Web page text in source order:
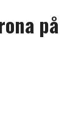
på